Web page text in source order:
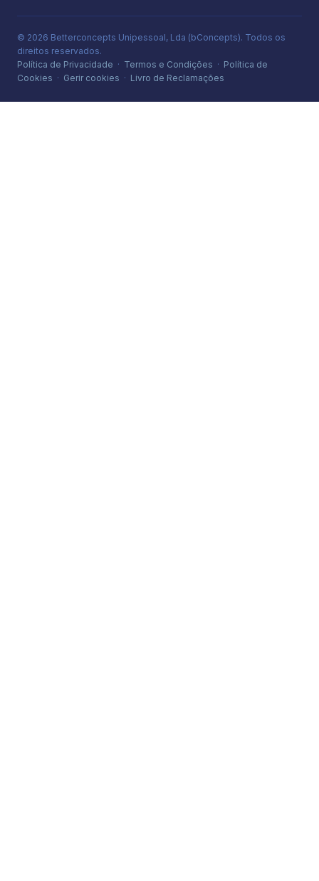
© 2026 Betterconcepts Unipessoal, Lda (bConcepts). Todos os
direitos reservados.
Política de Privacidade · Termos e Condições · Política de
Cookies · Gerir cookies · Livro de Reclamações